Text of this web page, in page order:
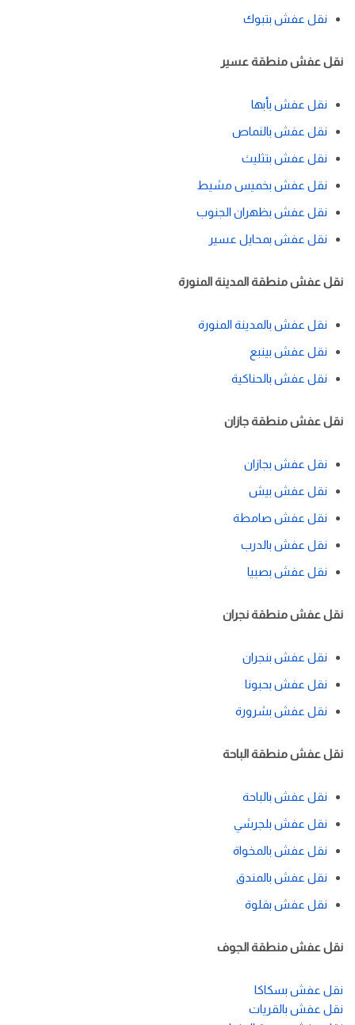
نقل عفش بتبوك
نقل عفش منطقة عسير
نقل عفش بأبها
نقل عفش بالنماص
نقل عفش بتثليث
نقل عفش بخميس مشيط
نقل عفش بظهران الجنوب
نقل عفش بمحايل عسير
نقل عفش منطقة المدينة المنورة
نقل عفش بالمدينة المنورة
نقل عفش بينبع
نقل عفش بالحناكية
نقل عفش منطقة جازان
نقل عفش بجازان
نقل عفش بيش
نقل عفش صامطة
نقل عفش بالدرب
نقل عفش بصبيا
نقل عفش منطقة نجران
نقل عفش بنجران
نقل عفش بحبونا
نقل عفش بشرورة
نقل عفش منطقة الباحة
نقل عفش بالباحة
نقل عفش بلجرشي
نقل عفش بالمخواة
نقل عفش بالمندق
نقل عفش بقلوة
نقل عفش منطقة الجوف
نقل عفش بسكاكا
نقل عفش بالقريات